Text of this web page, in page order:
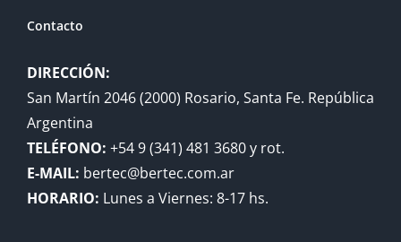
Contacto
DIRECCIÓN:
San Martín 2046 (2000) Rosario, Santa Fe. República
Argentina
TELÉFONO: +54 9 (341) 481 3680 y rot.
E-MAIL: bertec@bertec.com.ar
HORARIO: Lunes a Viernes: 8-17 hs.